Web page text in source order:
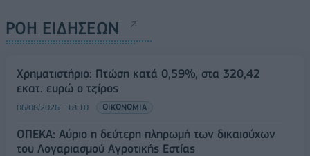
ΡΟΗ ΕΙΔΗΣΕΩΝ
Χρηματιστήριο: Πτώση κατά 0,59%, στα 320,42
εκατ. ευρώ ο τζίρος
06/08/2026 - 18:10 ΟΙΚΟΝΟΜΙΑ
ΟΠΕΚΑ: Αύριο η δεύτερη πληρωμή των δικαιούχων
του Λογαριασμού Αγροτικής Εστίας